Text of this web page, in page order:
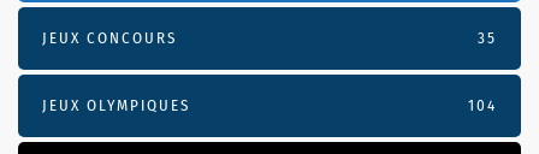
JEUX CONCOURS 35
JEUX OLYMPIQUES 104